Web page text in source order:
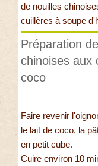
de nouilles
cuillères à soupe
Préparation
chinoises aux
coco
Faire revenir
le lait de coco, la
en petit cube.
Cuire environ 10